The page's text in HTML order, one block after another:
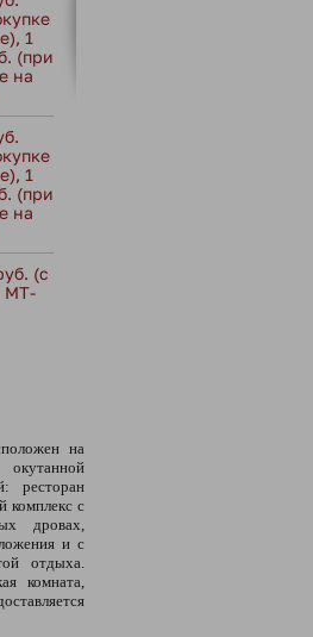
1
(при
на
1
(при
на
(с
МТ-
на
окутанной
ресторан
комплекс с
дровах,
и с
отдыха.
комната,